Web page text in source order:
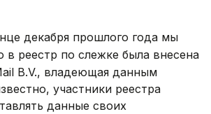
декабря прошлого года мы
в реестр по слежке была внесена
B.V., владеющая данным
участники реестра
данные своих